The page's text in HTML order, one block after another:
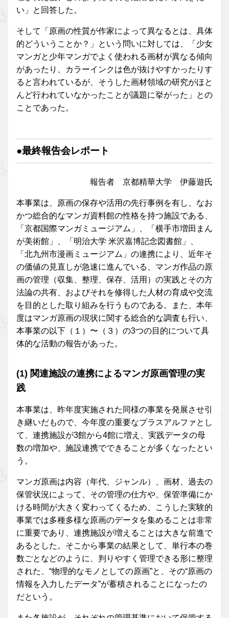
い」と回答した。
そして「原画の性質が作家によって異なるとは、具体
的どういうことか？」という問いに対しては、「少女
マンガと少年マンガでよく使われる画材が異なる傾向
があったり、カラーインクは色が抜けやすかったりす
ると言われているが、そうした画材領域の研究がほと
んど行われていなかったことが議題に挙がった」との
ことであった。
●最終報告会レポート
報告者 京都精華大学 伊藤遊氏
本事業は、原画の保存や活用の先行事例を有し、なお
かつ総合的なマンガ資料館の性格を持つ施設である、
「京都国際マンガミュージアム」、「横手市増田まん
が美術館」、「明治大学 米沢嘉博記念図書館」、
「北九州市漫画ミュージアム」の連携により、近年そ
の価値の見直しが急速に進んでいる、マンガ作品の原
画の管理（収集、整理、保存、活用）の実践とその方
法論の共有、およびそれを修得した人材の育成や交流
を目的とした取り組みを行うものである。また、本年
度はマンガ原画の現状に関する総合的な調査も行い、
本事業の以下（１）〜（３）の3つの目的について具
体的な活動の報告があった。
(1) 関連施設の連携によるマンガ原画管理の実
践
本事業は、昨年度実施された同様の事業を発展させ引
き継いだもので、今年度の重要なプラスアルファとし
て、連携施設が3館から4館に増え、実践データの母
数の増加や、施設連携でできることが多くなったとい
う。
マンガ原画は内容（年代、ジャンル）、画材、過去の
保管状況によって、その管理の仕方や、保管準備にか
ける時間が大きく変わってくるため、こうした実験的
事業では多種多様な原画のデータを集めることは非常
に重要であり、連携施設が増えることは大きな前進で
あるとした。そこから事業の結果として、単行本の巻
数ごとなどのように、判りやすく管理できる形に整理
された、“物理的なモノとしての原画”と、その“原画の
情報を入力したデータ”が蓄積されることになったの
だという。